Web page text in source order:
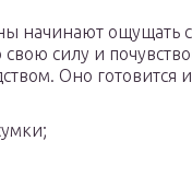
начинают ощущать
силу и
Оно готовится